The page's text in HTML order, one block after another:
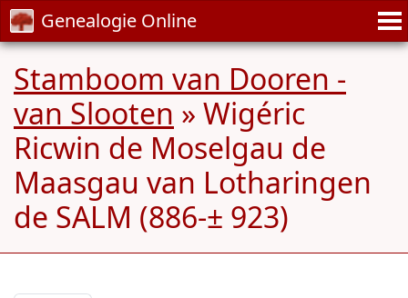
Genealogie Online
Stamboom van Dooren -
van Slooten » Wigéric
Ricwin de Moselgau de
Maasgau van Lotharingen
de SALM (886-± 923)